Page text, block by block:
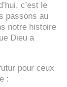
c’est le
passons au
notre histoire
Dieu a
pour ceux
: